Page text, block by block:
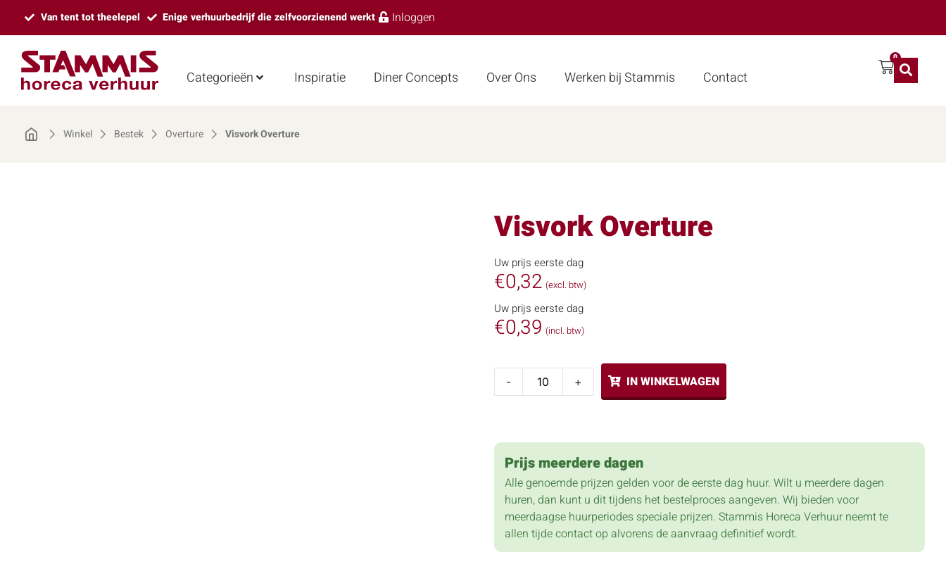
Van tent tot theelepel Enige verhuurbedrijf die zelfvoorzienend werkt Inloggen
Categorieën Inspiratie Diner Concepts Over Ons Werken bij Stammis Contact
0
Winkel Bestek Overture Visvork Overture
Visvork Overture
Uw prijs eerste dag
€0,32 (excl. btw)
Uw prijs eerste dag
€0,39 (incl. btw)
- + IN WINKELWAGEN
Prijs meerdere dagen
Alle genoemde prijzen gelden voor de eerste dag huur. Wilt u meerdere dagen
huren, dan kunt u dit tijdens het bestelproces aangeven. Wij bieden voor
meerdaagse huurperiodes speciale prijzen. Stammis Horeca Verhuur neemt te
allen tijde contact op alvorens de aanvraag definitief wordt.